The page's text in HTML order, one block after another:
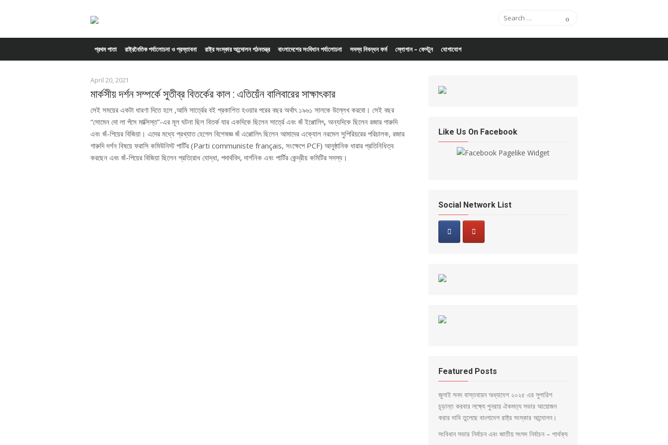
Search for:
প্রথম পাতা রাষ্ট্রনৈতিক পর্যালোচনা ও প্রস্তাবনা রাষ্ট্র সংস্কার আন্দোলন গঠনতন্ত্র বাংলাদেশের সংবিধান পর্যালোচনা সদস্য নিবন্ধন ফর্ম স্লোগান – ফেস্টুন যোগাযোগ
April 20, 2021
মার্কসীয় দর্শন সম্পর্কে সুতীব্র বিতর্কের কাল : এতিয়েঁন বালিবারের সাক্ষাৎকার
সেই সময়ের একটা ধারণা দিতে হলে ,আমি সার্ত্রের বই প্রকাশিত হওয়ার পরের বছর অর্থাৎ ১৯৬১ সালকে উল্লেখ করবো। সেই বছর
“সোমেন দো লা পঁসে মাক্সিস্ত”-এর মূল ঘটনা ছিল বিতর্ক যার একদিকে ছিলেন সার্ত্রে এবং জঁ ইপ্পোলিৎ, অন্যদিকে ছিলেন রজার গারুদি
এবং জঁ-পিয়ের বিজিয়া। এদের মধ্যে প্রখ্যাত হেগেল বিশেষজ্ঞ জঁ এপ্পোলিৎ ছিলেন আমাদের এক্যোল নরমেল সুপিরিয়রের পরিচালক, রজার
গারুদি দর্শন বিষয়ে ফরাসি কমিউনিস্ট পার্টির (Parti communiste français, সংক্ষেপে PCF) আনুষ্ঠানিক ধারার প্রতিনিধিত্ব
করছেন এবং জঁ-পিয়ের বিজিয়া ছিলেন প্রতিরোধ যোদ্ধা, পদার্থবিদ, দার্শনিক এবং পার্টির কেন্দ্রীয় কমিটির সদস্য।
Like Us On Facebook
Social Network List
Featured Posts
জুলাই সনদ বাস্তবায়ন অধ্যাদেশ ২০২৫ এর সুপারিশ
চূড়ান্ত করবার লক্ষ্যে পুনরায় ঐকমত্য সভার আয়োজন
করার দাবি তুলেছে বাংলাদেশ রাষ্ট্র সংস্কার আন্দোলন।
সংবিধান সভার নির্বাচন এবং জাতীয় সংসদ নির্বাচন – পার্থক্য